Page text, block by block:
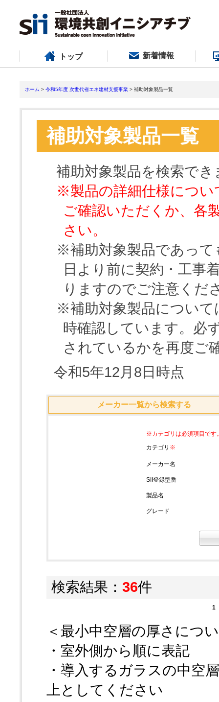
トップ 新着情報
ホーム > 令和5年度 次世代省エネ建材支援事業 > 補助対象製品一覧
補助対象製品一覧
補助対象製品を検索でき
※製品の詳細仕様につい
ご確認いただくか、各
さい。
※補助対象製品であって
日より前に契約・工事
りますのでご注意くだ
※補助対象製品につい
時確認しています。必
されているかを再度ご
令和5年12月8日時点
メーカー一覧から検索する
※カテゴリは必須項目です
カテゴリ ※
メーカー名
SII登録型番
製品名
グレード
検索結果： 36件
1
＜最小中空層の厚さにつ
・室外側から順に表記
・導入するガラスの中空
上としてください